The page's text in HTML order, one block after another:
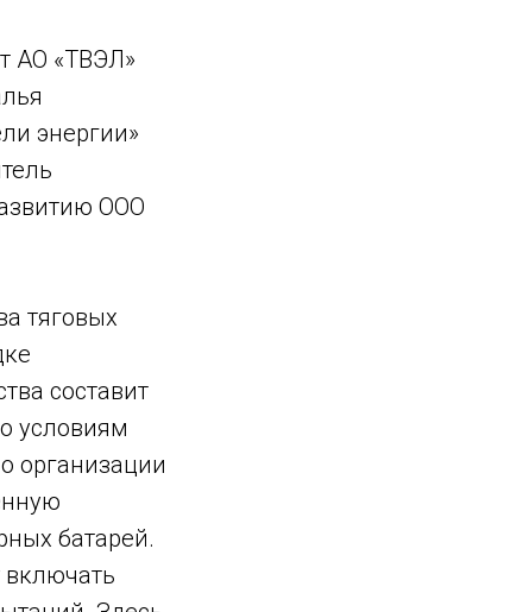
АО «ТВЭЛ»
энергии»
ООО
тяговых
составит
условиям
организации
батарей.
включать